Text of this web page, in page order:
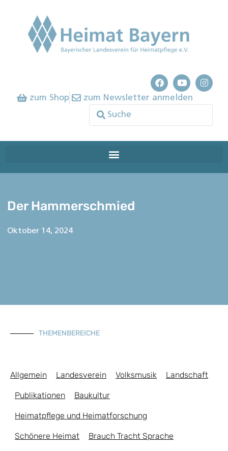
zum Shop zum Newsletter anmelden
Der Hammerschmied
Oktober 14, 2024
THEMENBEREICHE
Allgemein Landesverein Volksmusik Landschaft
Publikationen Baukultur
Heimatpflege und Heimatforschung
Schönere Heimat Brauch Tracht Sprache